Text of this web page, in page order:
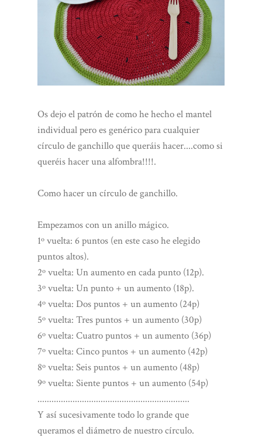
Os dejo el patrón de como he hecho el mantel
individual pero es genérico para cualquier
círculo de ganchillo que queráis hacer....como si
queréis hacer una alfombra!!!!.
Como hacer un círculo de ganchillo.
Empezamos con un anillo mágico.
1º vuelta: 6 puntos (en este caso he elegido
puntos altos).
2º vuelta: Un aumento en cada punto (12p).
3º vuelta: Un punto + un aumento (18p).
4º vuelta: Dos puntos + un aumento (24p)
5º vuelta: Tres puntos + un aumento (30p)
6º vuelta: Cuatro puntos + un aumento (36p)
7º vuelta: Cinco puntos + un aumento (42p)
8º vuelta: Seis puntos + un aumento (48p)
9º vuelta: Siente puntos + un aumento (54p)
.................................................................
Y así sucesivamente todo lo grande que
queramos el diámetro de nuestro círculo.